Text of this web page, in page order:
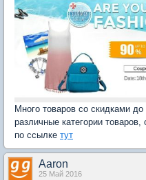
Много товаров со скидками
различные категории
по ссылке тут
Aaron
25 Май 2016